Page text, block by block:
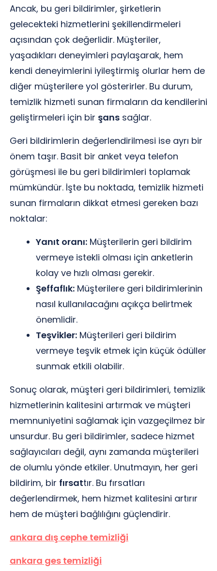
Ancak, bu geri bildirimler, şirketlerin
gelecekteki hizmetlerini şekillendirmeleri
açısından çok değerlidir. Müşteriler,
yaşadıkları deneyimleri paylaşarak, hem
kendi deneyimlerini iyileştirmiş olurlar hem de
diğer müşterilere yol gösterirler. Bu durum,
temizlik hizmeti sunan firmaların da kendilerini
geliştirmeleri için bir şans sağlar.
Geri bildirimlerin değerlendirilmesi ise ayrı bir
önem taşır. Basit bir anket veya telefon
görüşmesi ile bu geri bildirimleri toplamak
mümkündür. İşte bu noktada, temizlik hizmeti
sunan firmaların dikkat etmesi gereken bazı
noktalar:
Yanıt oranı: Müşterilerin geri bildirim
vermeye istekli olması için anketlerin
kolay ve hızlı olması gerekir.
Şeffaflık: Müşterilere geri bildirimlerinin
nasıl kullanılacağını açıkça belirtmek
önemlidir.
Teşvikler: Müşterileri geri bildirim
vermeye teşvik etmek için küçük ödüller
sunmak etkili olabilir.
Sonuç olarak, müşteri geri bildirimleri, temizlik
hizmetlerinin kalitesini artırmak ve müşteri
memnuniyetini sağlamak için vazgeçilmez bir
unsurdur. Bu geri bildirimler, sadece hizmet
sağlayıcıları değil, aynı zamanda müşterileri
de olumlu yönde etkiler. Unutmayın, her geri
bildirim, bir fırsattır. Bu fırsatları
değerlendirmek, hem hizmet kalitesini artırır
hem de müşteri bağlılığını güçlendirir.
ankara dış cephe temizliği
ankara ges temizliği